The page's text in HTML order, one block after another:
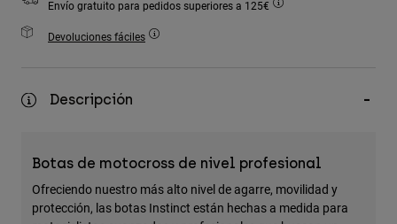
Ver todoEnvío gratuito para pedidos superiores a 125€
Devoluciones fáciles
Descripción
Botas de motocross de nivel profesional
Ofreciendo nuestro más alto nivel de agarre, movilidad y
protección, las botas Instinct están hechas a medida para